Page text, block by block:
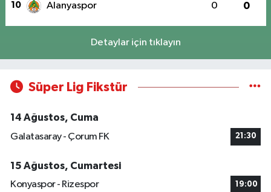
10 Alanyaspor 0 0
Detaylar için tıklayın
Süper Lig Fikstür
14 Ağustos, Cuma
Galatasaray - Çorum FK
21:30
15 Ağustos, Cumartesi
Konyaspor - Rizespor
19:00